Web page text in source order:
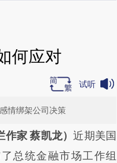
何应对
试听
情绑架公司决策
这段话：本文由第三方
新文章
作家 蔡凯龙）近期美国
总统金融市场工作组